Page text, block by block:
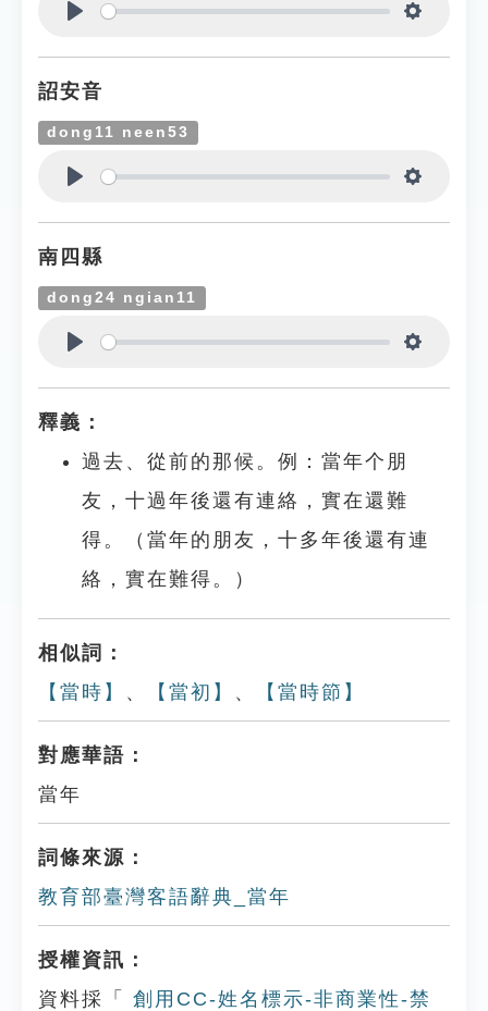
詔安音
dong11 neen53
南四縣
dong24 ngian11
釋義：
過去、從前的那候。例：當年个朋
友，十過年後還有連絡，實在還難
得。（當年的朋友，十多年後還有連
絡，實在難得。）
相似詞：
【當時】 、 【當初】 、 【當時節】
對應華語：
當年
詞條來源：
教育部臺灣客語辭典_當年
授權資訊：
資料採「
創用CC-姓名標示-非商業性-禁